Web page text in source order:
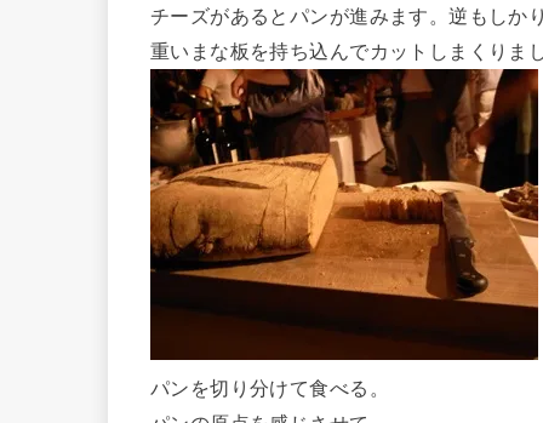
チーズがあるとパンが進みます。逆もしか
重いまな板を持ち込んでカットしまくりま
パンを切り分けて食べる。